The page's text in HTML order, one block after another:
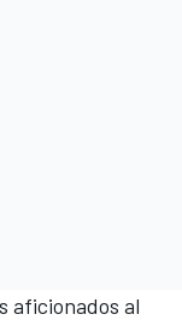
aficionados al